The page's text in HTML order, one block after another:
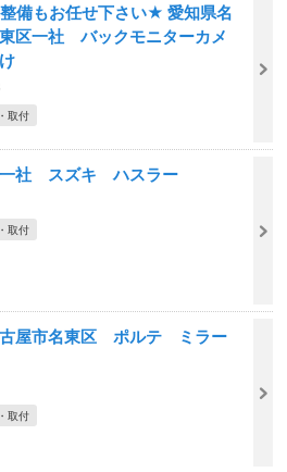
もお任せ下さい★ 愛知県名
区一社 バックモニターカメ
取付
社 スズキ ハスラー
取付
古屋市名東区 ポルテ ミラー
取付